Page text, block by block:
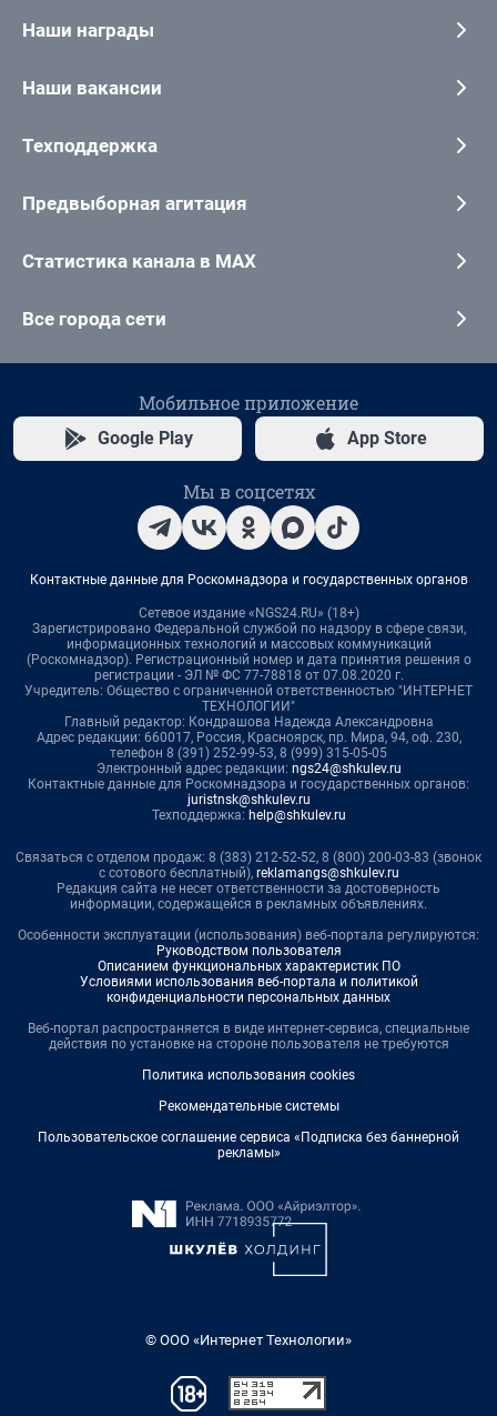
Наши награды
Наши вакансии
Техподдержка
Предвыборная агитация
Статистика канала в MAX
Все города сети
Мобильное приложение
Google Play App Store
Мы в соцсетях
Контактные данные для Роскомнадзора и государственных органов
Сетевое издание «NGS24.RU» (18+)
Зарегистрировано Федеральной службой по надзору в сфере связи,
информационных технологий и массовых коммуникаций
(Роскомнадзор). Регистрационный номер и дата принятия решения о
регистрации - ЭЛ № ФС 77-78818 от 07.08.2020 г.
Учредитель: Общество с ограниченной ответственностью "ИНТЕРНЕТ
ТЕХНОЛОГИИ"
Главный редактор: Кондрашова Надежда Александровна
Адрес редакции: 660017, Россия, Красноярск, пр. Мира, 94, оф. 230,
телефон 8 (391) 252-99-53, 8 (999) 315-05-05
Электронный адрес редакции: ngs24@shkulev.ru
Контактные данные для Роскомнадзора и государственных органов:
juristnsk@shkulev.ru
Техподдержка: help@shkulev.ru
Связаться с отделом продаж: 8 (383) 212-52-52, 8 (800) 200-03-83 (звонок
с сотового бесплатный), reklamangs@shkulev.ru
Редакция сайта не несет ответственности за достоверность
информации, содержащейся в рекламных объявлениях.
Особенности эксплуатации (использования) веб-портала регулируются:
Руководством пользователя
Описанием функциональных характеристик ПО
Условиями использования веб-портала и политикой
конфиденциальности персональных данных
Веб-портал распространяется в виде интернет-сервиса, специальные
действия по установке на стороне пользователя не требуются
Политика использования cookies
Рекомендательные системы
Пользовательское соглашение сервиса «Подписка без баннерной
рекламы»
© ООО «Интернет Технологии»